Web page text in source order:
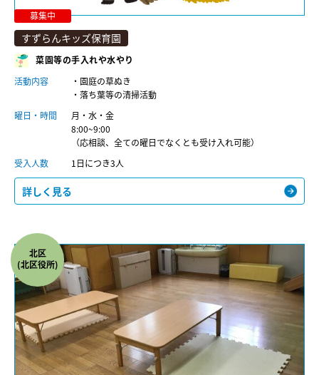
募集中
すずらんキッズ保育園
菜園等の手入れや水やり
活動内容
・園庭の草ぬき
・落ち葉等の清掃活動
曜日・時間
月・水・金
8:00~9:00
（応相談、全ての曜日でなくとも受け入れ可能）
受入人数
1日につき3人
詳しく見る
北区
(北区役所)